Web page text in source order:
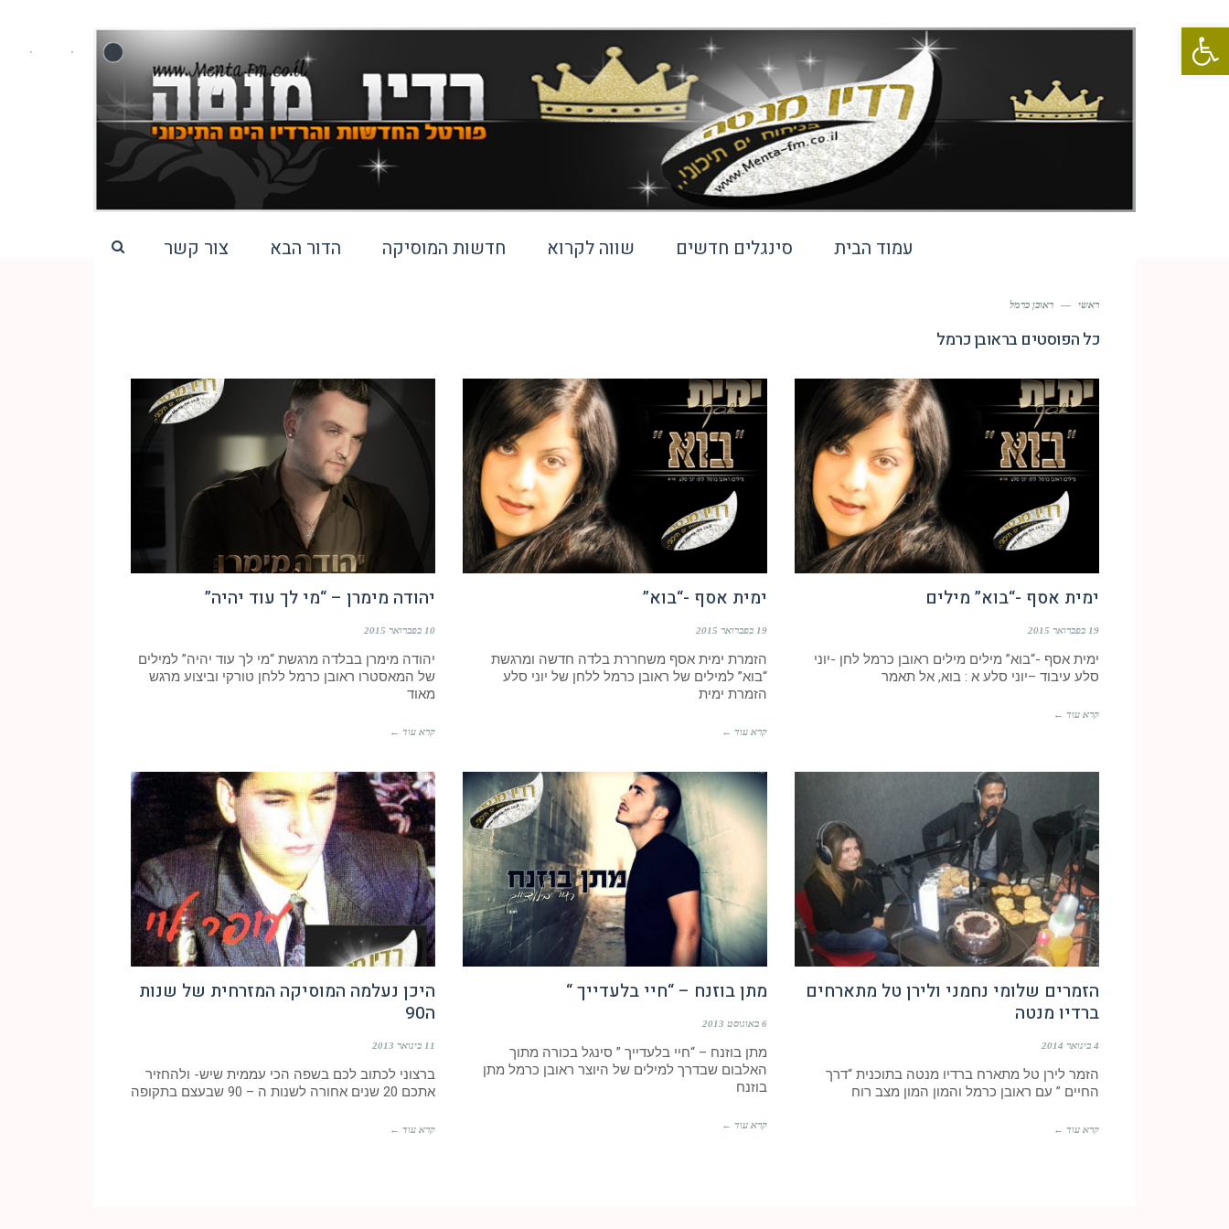
פתח סרגל נגישות
עמוד הבית סינגלים חדשים שווה לקרוא חדשות המוסיקה הדור הבא צור קשר
ראשי — ראובן כרמל
כל הפוסטים בראובן כרמל
ימית אסף -“בוא” מילים
19 בפברואר 2015
ימית אסף -“בוא” מילים מילים ראובן כרמל לחן -יוני
סלע עיבוד –יוני סלע א : בוא, אל תאמר
קרא עוד ←
ימית אסף -“בוא”
19 בפברואר 2015
הזמרת ימית אסף משחררת בלדה חדשה ומרגשת
“בוא” למילים של ראובן כרמל ללחן של יוני סלע
הזמרת ימית
קרא עוד ←
יהודה מימרן – “מי לך עוד יהיה”
10 בפברואר 2015
יהודה מימרן בבלדה מרגשת “מי לך עוד יהיה” למילים
של המאסטרו ראובן כרמל ללחן טורקי וביצוע מרגש
מאוד
קרא עוד ←
הזמרים שלומי נחמני ולירן טל מתארחים
ברדיו מנטה
4 בינואר 2014
הזמר לירן טל מתארח ברדיו מנטה בתוכנית “דרך
החיים ” עם ראובן כרמל והמון המון מצב רוח
קרא עוד ←
מתן בוזנח – “חיי בלעדייך “
6 באוגוסט 2013
מתן בוזנח – “חיי בלעדייך ” סינגל בכורה מתוך
האלבום שבדרך למילים של היוצר ראובן כרמל מתן
בוזנח
קרא עוד ←
היכן נעלמה המוסיקה המזרחית של שנות
ה90
11 בינואר 2013
ברצוני לכתוב לכם בשפה הכי עממית שיש- ולהחזיר
אתכם 20 שנים אחורה לשנות ה – 90 שבעצם בתקופה
קרא עוד ←